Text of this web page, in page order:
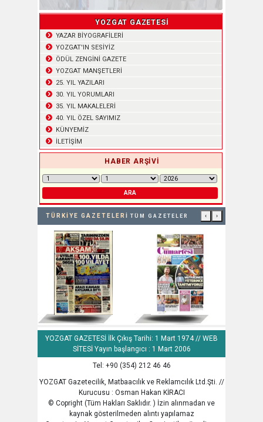
YOZGAT GAZETESİ
YAZAR BİYOGRAFİLERİ
YOZGAT'IN SESİYİZ
ÖDÜL ZENGİNİ GAZETE
YOZGAT MANŞETLERİ
25. YIL YAZILARI
30. YIL YORUMLARI
35. YIL MAKALELERİ
40. YIL ÖZEL SAYIMIZ
KÜNYEMİZ
İLETİŞİM
HABER ARŞİVİ
ARA
TÜRKİYE GAZETELERİ ‹ ›
TÜM GAZETELER
YOZGAT GAZETESİ İlk Çıkış Tarihi: 1 Mart 1974 // WEB
SİTESİ Yayın başlangıcı : 1 Mart 2006
Tel: +90 (354) 212 46 46
YOZGAT Gazetecilik, Matbaacılık ve Reklamcılık Ltd.Şti. //
Kurucusu : Osman Hakan KİRACI
© Copright (Tüm Hakları Saklıdır. ) İzin alınmadan ve
kaynak gösterilmeden alıntı yapılamaz